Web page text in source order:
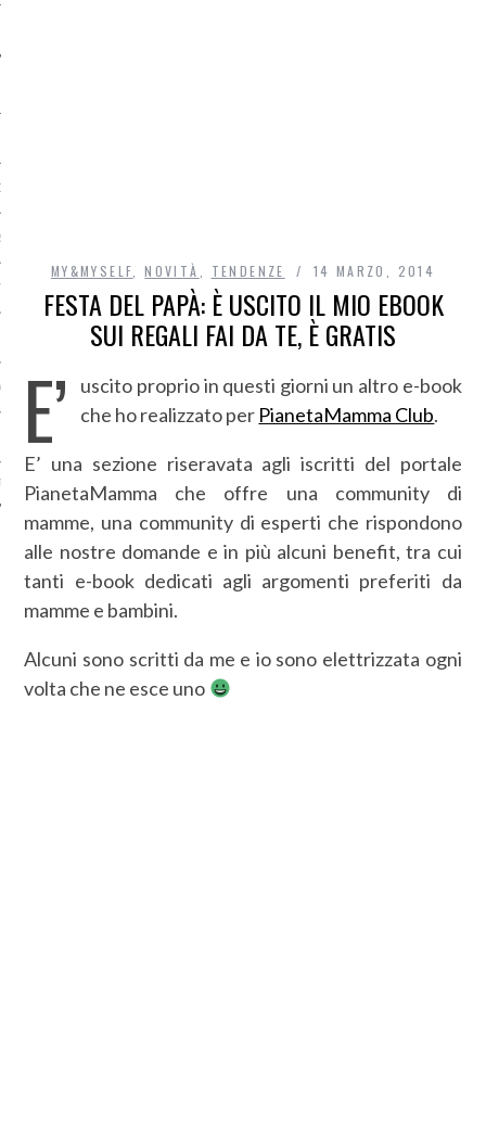
DI ACCESSO AI DATI
MY&MYSELF ,NOVITÀ TENDENZE 14 MARZO, 2014
FESTA DEL PAPÀ: È USCITO IL MIO EBOOK
SUI REGALI FAI DA TE, È GRATIS
E’
uscito proprio in questi giorni un altro e-book
che ho realizzato per PianetaMamma Club.
E’ una sezione riseravata agli iscritti del portale
PianetaMamma che offre una community di
mamme, una community di esperti che rispondono
alle nostre domande e in più alcuni benefit, tra cui
tanti e-book dedicati agli argomenti preferiti da
mamme e bambini.
Alcuni sono scritti da me e io sono elettrizzata ogni
volta che ne esce uno